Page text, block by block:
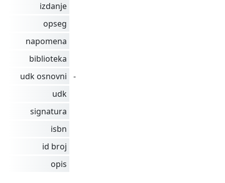
izdanje
opseg
napomena
biblioteka
udk osnovni
-
udk
signatura
isbn
id broj
opis